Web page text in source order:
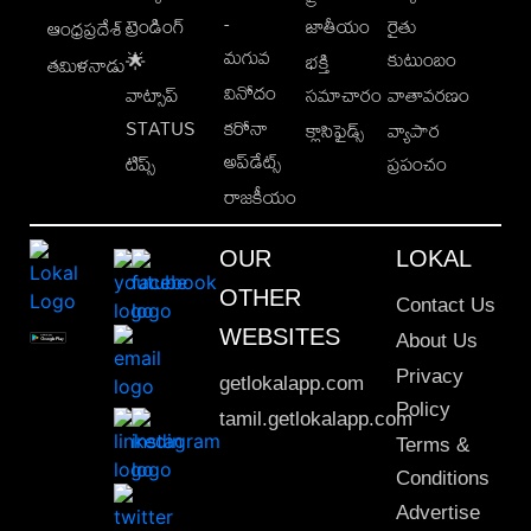
ఆంధ్రప్రదేశ్
తమిళనాడు
ట్రెండింగ్
🌟
వాట్సాప్
STATUS
టిప్స్
-
మగువ
వినోదం
కరోనా
అప్‌డేట్స్
రాజకీయం
జాతీయం
భక్తి
సమాచారం
క్లాసిఫైడ్స్
రైతు
కుటుంబం
వాతావరణం
వ్యాపార
ప్రపంచం
OUR
OTHER
WEBSITES
getlokalapp.com
tamil.getlokalapp.com
LOKAL
Contact Us
About Us
Privacy
Policy
Terms &
Conditions
Advertise